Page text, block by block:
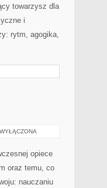
towarzysz dla
i
rytm, agogika,
opiece
oraz temu, co
nauczaniu